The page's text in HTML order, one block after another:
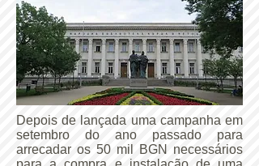
Depois de lançada uma campanha em
setembro do ano passado para
arrecadar os 50 mil BGN necessários